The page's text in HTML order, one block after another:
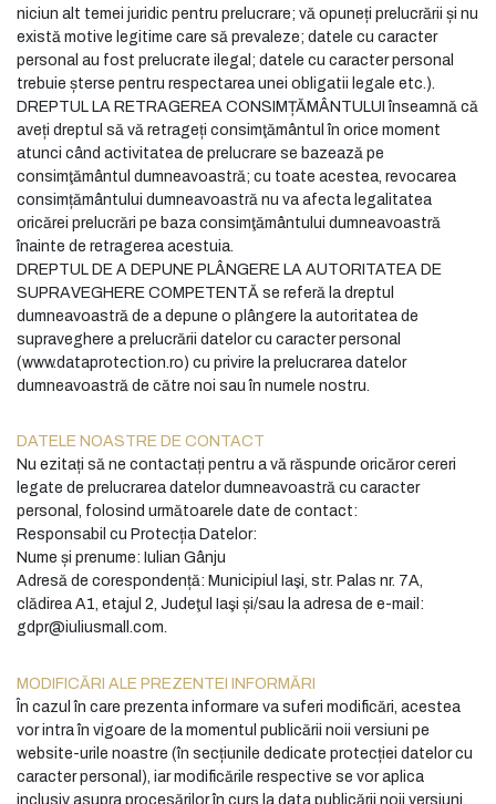
niciun alt temei juridic pentru prelucrare; vă opuneți prelucrării și nu
există motive legitime care să prevaleze; datele cu caracter
personal au fost prelucrate ilegal; datele cu caracter personal
trebuie șterse pentru respectarea unei obligatii legale etc.).
DREPTUL LA RETRAGEREA CONSIMȚĂMÂNTULUI înseamnă că
aveți dreptul să vă retrageți consimţământul în orice moment
atunci când activitatea de prelucrare se bazează pe
consimţământul dumneavoastră; cu toate acestea, revocarea
consimțământului dumneavoastră nu va afecta legalitatea
oricărei prelucrări pe baza consimţământului dumneavoastră
înainte de retragerea acestuia.
DREPTUL DE A DEPUNE PLÂNGERE LA AUTORITATEA DE
SUPRAVEGHERE COMPETENTĂ se referă la dreptul
dumneavoastră de a depune o plângere la autoritatea de
supraveghere a prelucrării datelor cu caracter personal
(www.dataprotection.ro) cu privire la prelucrarea datelor
dumneavoastră de către noi sau în numele nostru.
DATELE NOASTRE DE CONTACT
Nu ezitați să ne contactați pentru a vă răspunde oricăror cereri
legate de prelucrarea datelor dumneavoastră cu caracter
personal, folosind următoarele date de contact:
Responsabil cu Protecția Datelor:
Nume și prenume: Iulian Gânju
Adresă de corespondență: Municipiul Iaşi, str. Palas nr. 7A,
clădirea A1, etajul 2, Judeţul Iaşi și/sau la adresa de e-mail:
gdpr@iuliusmall.com.
MODIFICĂRI ALE PREZENTEI INFORMĂRI
În cazul în care prezenta informare va suferi modificări, acestea
vor intra în vigoare de la momentul publicării noii versiuni pe
website-urile noastre (în secțiunile dedicate protecției datelor cu
caracter personal), iar modificările respective se vor aplica
inclusiv asupra procesărilor în curs la data publicării noii versiuni.